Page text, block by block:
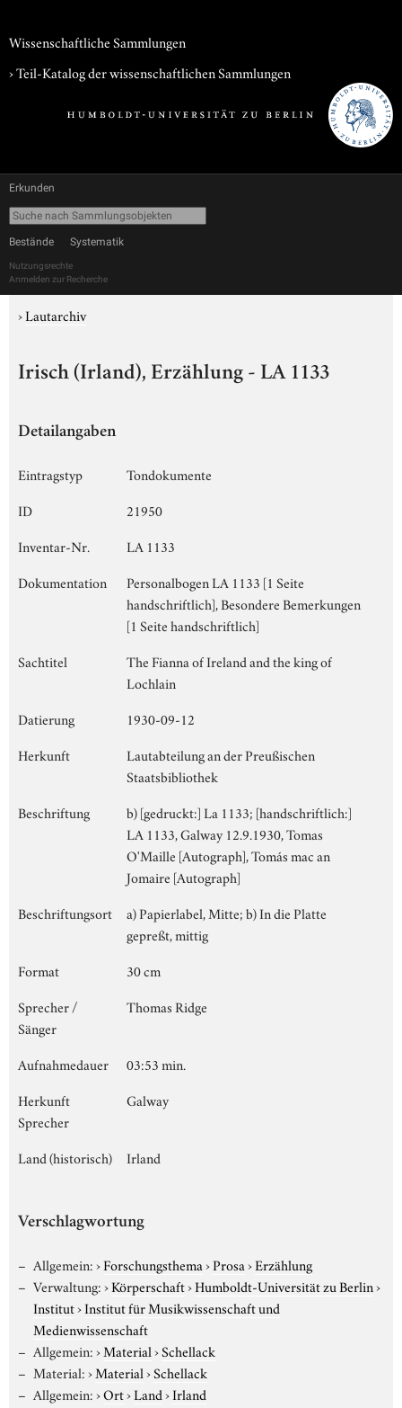
Wissenschaftliche Sammlungen
› Teil-Katalog der wissenschaftlichen Sammlungen
Erkunden
Bestände Systematik
Nutzungsrechte
Anmelden zur Recherche
›Lautarchiv
Irisch (Irland), Erzählung - LA 1133
Detailangaben
Eintragstyp
Tondokumente
ID
21950
Inventar-Nr.
LA 1133
Dokumentation
Personalbogen LA 1133 [1 Seite
handschriftlich], Besondere Bemerkungen
[1 Seite handschriftlich]
Sachtitel
The Fianna of Ireland and the king of
Lochlain
Datierung
1930-09-12
Herkunft
Lautabteilung an der Preußischen
Staatsbibliothek
Beschriftung
b) [gedruckt:] La 1133; [handschriftlich:]
LA 1133, Galway 12.9.1930, Tomas
O'Maille [Autograph], Tomás mac an
Jomaire [Autograph]
Beschriftungsort
a) Papierlabel, Mitte; b) In die Platte
gepreßt, mittig
Format
30 cm
Sprecher /
Sänger
Thomas Ridge
Aufnahmedauer
03:53 min.
Herkunft
Sprecher
Galway
Land (historisch) Irland
Verschlagwortung
Allgemein:›Forschungsthema›Prosa›Erzählung
Verwaltung:›Körperschaft›Humboldt-Universität zu Berlin›
Institut›Institut für Musikwissenschaft und
Medienwissenschaft
Allgemein:›Material›Schellack
Material:›Material›Schellack
Allgemein:›Ort›Land›Irland